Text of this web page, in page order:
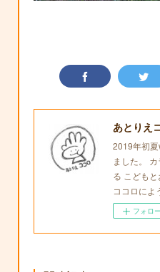
あとりえ
2019年初
ました。
る こども
ココロによ
フォロー